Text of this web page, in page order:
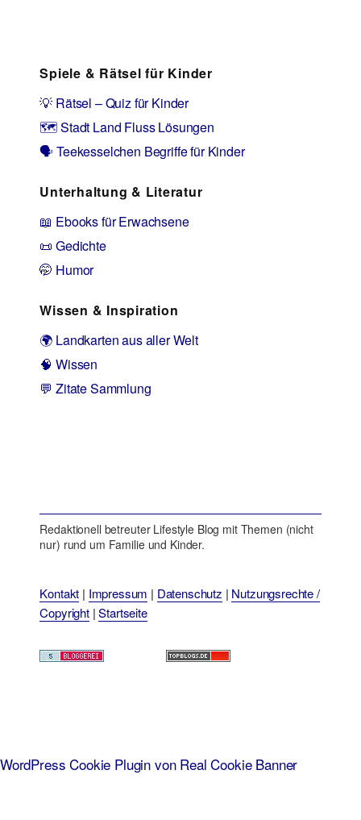
Spiele & Rätsel für Kinder
💡 Rätsel – Quiz für Kinder
🗺️ Stadt Land Fluss Lösungen
🗣️ Teekesselchen Begriffe für Kinder
Unterhaltung & Literatur
📖 Ebooks für Erwachsene
📜 Gedichte
🤭 Humor
Wissen & Inspiration
🌍 Landkarten aus aller Welt
🧠 Wissen
💬 Zitate Sammlung
Redaktionell betreuter Lifestyle Blog mit Themen (nicht
nur) rund um Familie und Kinder.
Kontakt | Impressum | Datenschutz | Nutzungsrechte /
Copyright|Startseite
WordPress Cookie Plugin von Real Cookie Banner